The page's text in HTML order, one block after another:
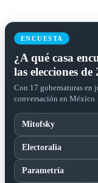
ENCUESTA
¿A qué casa
las elecciones de
Con 17 gubernaturas en
conversación en México.
Mitofsky
Electoralia
Parametría